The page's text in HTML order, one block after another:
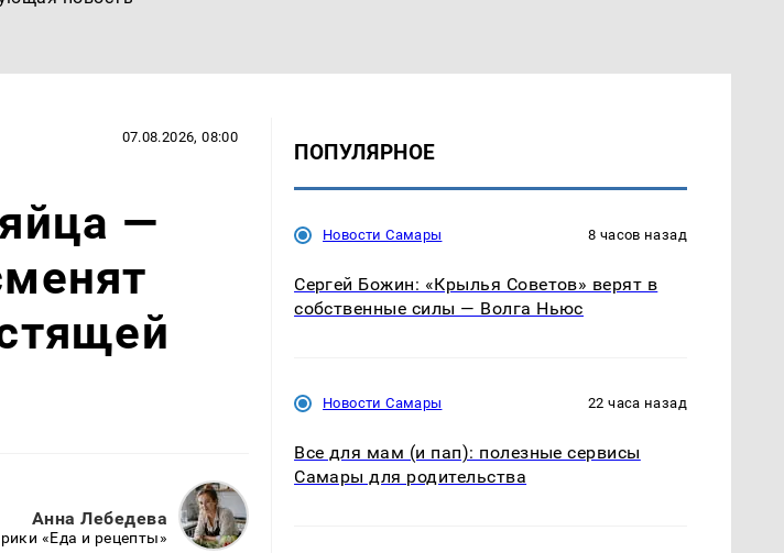
07.08.2026, 08:00
—
Анна Лебедева
«Еда и рецепты»
ПОПУЛЯРНОЕ
Новости Самары 8 часов назад
Сергей Божин: «Крылья Советов» верят в
собственные силы — Волга Ньюс
Новости Самары 22 часа назад
Все для мам (и пап): полезные сервисы
Самары для родительства